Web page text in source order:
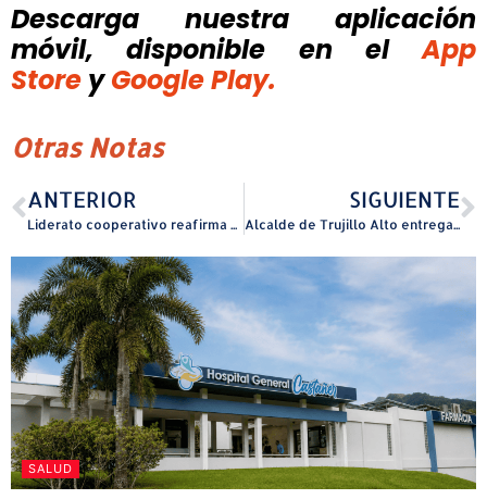
Descarga nuestra aplicación
móvil, disponible
en el
App
Store y Google Play.
Otras Notas
ANTERIOR
Liderato cooperativo reafirma su compromiso con entidades que ofrecen ayuda a víctimas de violencia de género
SIGUIENTE
Alcalde de Trujillo Alto entregará baterías solares a ciudadanos con condiciones crónicas de salud
SALUD